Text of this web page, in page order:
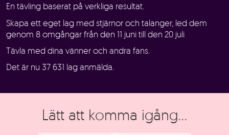
En tävling baserat på verkliga resultat.
Skapa ett eget lag med stjärnor och talanger, led dem
genom 8 omgångar från den 11 junitillden 20 juli
Tävla med dina vänner och andra fans.
Det är nu 37 631 lag anmälda.
Lätt att komma igång...